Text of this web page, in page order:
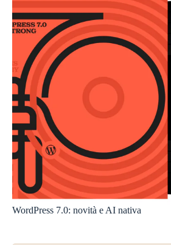
WordPress 7.0: novità e AI nativa